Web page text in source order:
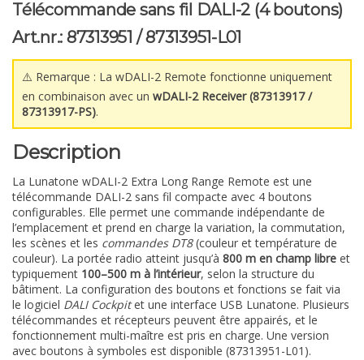
Télécommande sans fil DALI-2 (4 boutons)
Art.nr.: 87313951 / 87313951-L01
⚠️ Remarque : La wDALI-2 Remote fonctionne uniquement
en combinaison avec un wDALI-2 Receiver (87313917 /
87313917-PS).
Description
La Lunatone wDALI-2 Extra Long Range Remote est une
télécommande DALI-2 sans fil compacte avec 4 boutons
configurables. Elle permet une commande indépendante de
l’emplacement et prend en charge la variation, la commutation,
les scènes et les commandes DT8(couleur et température de
couleur). La portée radio atteint jusqu’à 800 m en champ libre et
typiquement 100–500 m à l’intérieur, selon la structure du
bâtiment. La configuration des boutons et fonctions se fait via
le logiciel DALI Cockpitet une interface USB Lunatone. Plusieurs
télécommandes et récepteurs peuvent être appairés, et le
fonctionnement multi-maître est pris en charge. Une version
avec boutons à symboles est disponible (87313951-L01).